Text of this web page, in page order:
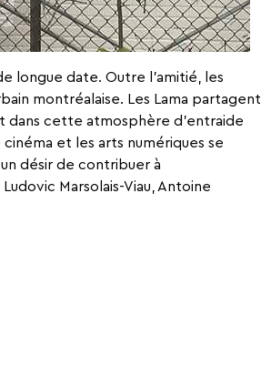
longue date. Outre l’amitié, les
montréalaise. Les Lama partagent
dans cette atmosphère d’entraide
et les arts numériques se
désir de contribuer à
Marsolais-Viau, Antoine